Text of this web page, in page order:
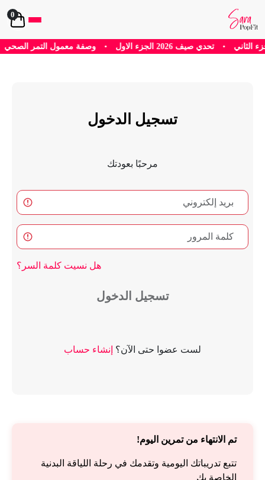
0
• تحدي صيف 2026 الجزء الاول • وصفة معمول التمر الصحي •
تسجيل الدخول
مرحبًا بعودتك
هل نسيت كلمة السر؟
تسجيل الدخول
لست عضوا حتى الآن؟ إنشاء حساب
تم الانتهاء من تمرين اليوم!
تتبع تدريباتك اليومية وتقدمك في رحلة اللياقة البدنية
الخاصة بك